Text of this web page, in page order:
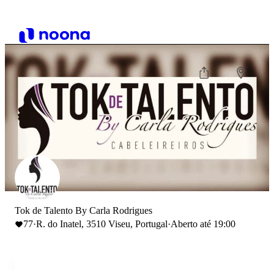
Tok de Talento By Carla Rodrigues
77·R. do Inatel, 3510 Viseu, Portugal·Aberto até 19:00